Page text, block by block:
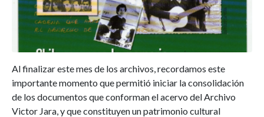
Al finalizar este mes de los archivos, recordamos este
importante momento que permitió iniciar la consolidación
de los documentos que conforman el acervo del Archivo
Victor Jara, y que constituyen un patrimonio cultural